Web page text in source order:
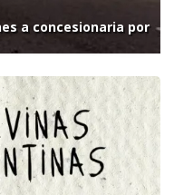
a concesionaria por